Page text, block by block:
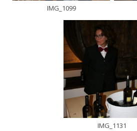
IMG_1099
IMG_1131